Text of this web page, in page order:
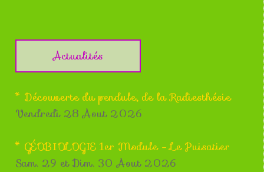
Actualités
* Découverte du pendule, de la Radiesthésie
Vendredi 28 Aout 2026
* GÉOBIOLOGIE 1er Module - Le Puisatier
Sam. 29 et Dim. 30 Aout 2026